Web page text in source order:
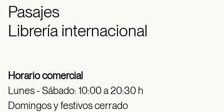
Pasajes
Librería internacional
Horario comercial
Lunes - Sábado: 10:00 a 20:30 h
Domingos y festivos cerrado